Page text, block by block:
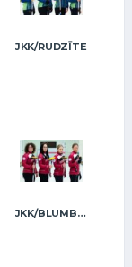
JKK/RUDZĪTE
JKK/BLUMBERGA-BĒRZIŅA